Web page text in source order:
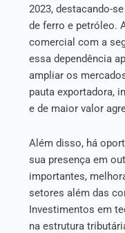
2023, destacando-
de ferro e petróleo.
comercial com a
essa dependência
ampliar os
pauta exportadora,
e de maior valor
Além disso, há
sua presença em
importantes,
setores além das
Investimentos em
na estrutura